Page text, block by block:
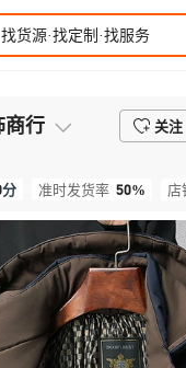
商行 关注
分 准时发货率 50% 店